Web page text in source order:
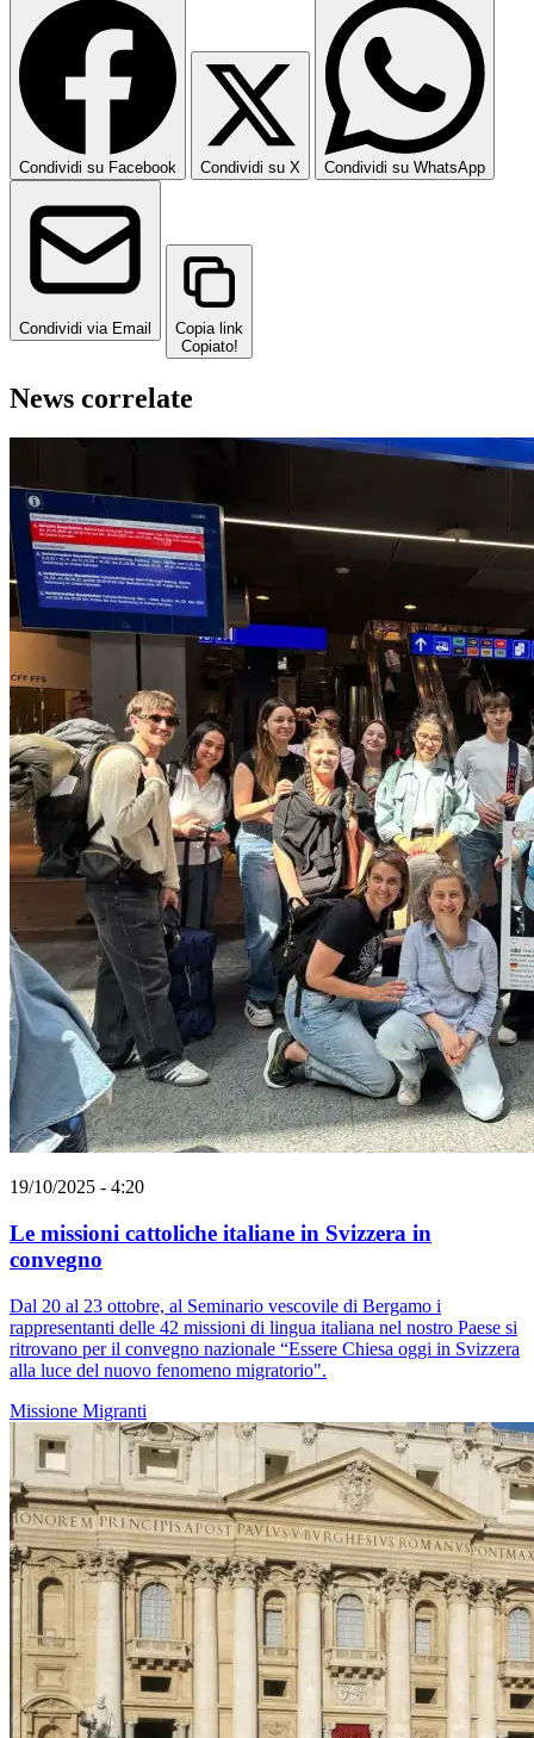
Condividi su Facebook Condividi su X Condividi su WhatsApp
Condividi via Email
Copia link
Copiato!
News correlate
19/10/2025 - 4:20
Le missioni cattoliche italiane in Svizzera in
convegno
Dal 20 al 23 ottobre, al Seminario vescovile di Bergamo i
rappresentanti delle 42 missioni di lingua italiana nel nostro Paese si
ritrovano per il convegno nazionale “Essere Chiesa oggi in Svizzera
alla luce del nuovo fenomeno migratorio".
Missione Migranti